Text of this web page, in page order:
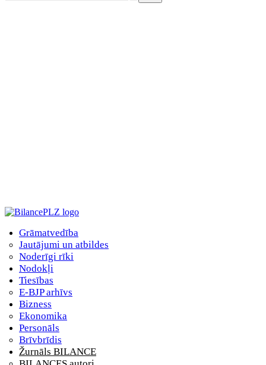
Grāmatvedība
Jautājumi un atbildes
Noderīgi rīki
Nodokļi
Tiesības
E-BJP arhīvs
Bizness
Ekonomika
Personāls
Brīvbrīdis
Žurnāls BILANCE